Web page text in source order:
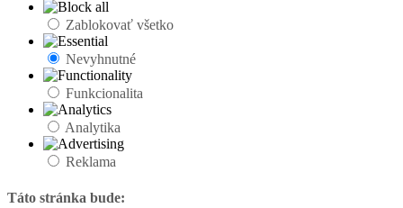
Zablokovať všetko
Nevyhnutné
Funkcionalita
Analytika
Reklama
Táto stránka bude: